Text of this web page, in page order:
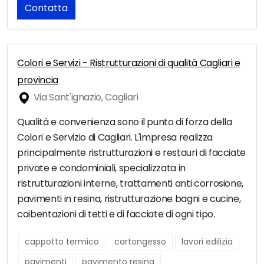
Contatta
Colori e Servizi - Ristrutturazioni di qualità Cagliari e
provincia
Via Sant'ignazio, Cagliari
Qualità e convenienza sono il punto di forza della
Colori e Servizio di Cagliari. L'impresa realizza
principalmente ristrutturazioni e restauri di facciate
private e condominiali, specializzata in
ristrutturazioni interne, trattamenti anti corrosione,
pavimenti in resina, ristrutturazione bagni e cucine,
coibentazioni di tetti e di facciate di ogni tipo.
cappotto termico cartongesso
lavori edilizia